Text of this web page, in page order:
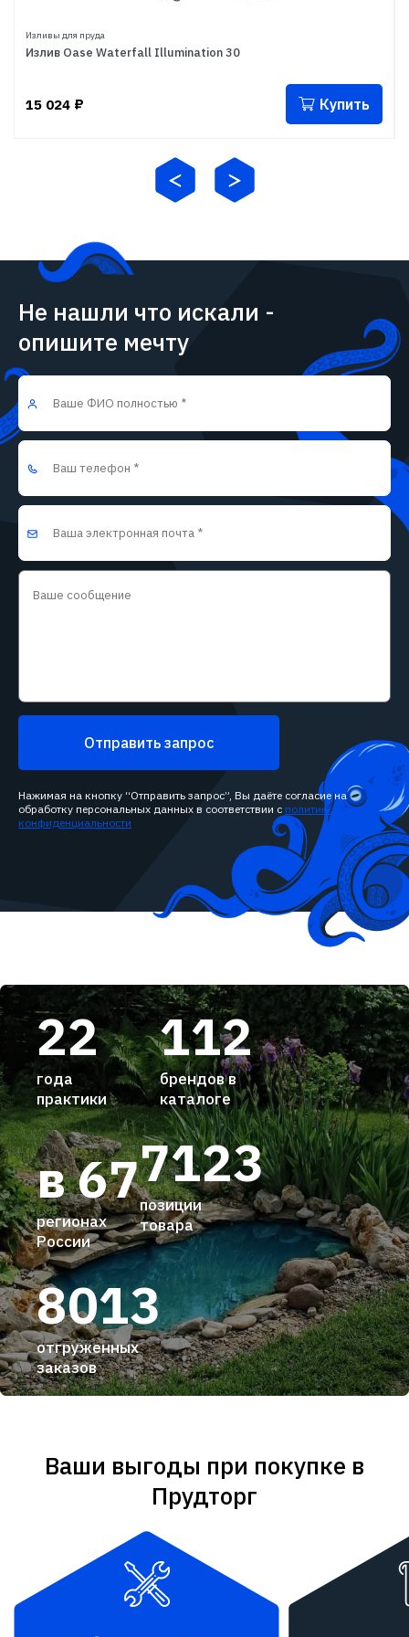
Изливы для пруда
Излив Oase Waterfall Illumination 30
15 024 ₽ Купить
Не нашли что искали -
опишите мечту
Отправить запрос
Нажимая на кнопку “Отправить запрос”, Вы даёте согласие на
обработку персональных данных в соответствии с политикой
конфиденциальности
22
года
практики
112
брендов в
каталоге
7123
позиции
товара
8013
отгруженных
заказов
в 67
регионах
России
Ваши выгоды при покупке в
Прудторг